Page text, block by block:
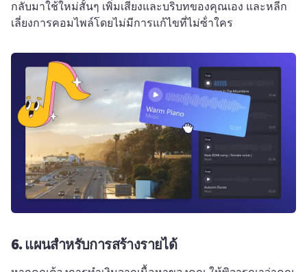
กลับมาใช้ใหม่สั้นๆ เพิ่มเสียงและบริบทของคุณเอง และหลีก
เลี่ยงการคอมไพล์โดยไม่มีการแก้ไขที่ไม่ซ้ําใคร
6.แผนสําหรับการสร้างรายได้